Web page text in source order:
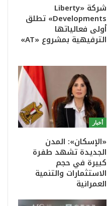
شركة «Liberty
Developments» تطلق
أولى فعالياتها
الترفيهية بمشروع «AT»
أخبار
«الإسكان»: المدن
الجديدة تشهد طفرة
كبيرة في حجم
الاستثمارات والتنمية
العمرانية